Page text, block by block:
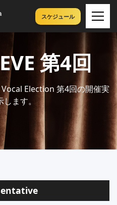
スケジュール
EVE 第4回
Election 第4回の開催実
ます。